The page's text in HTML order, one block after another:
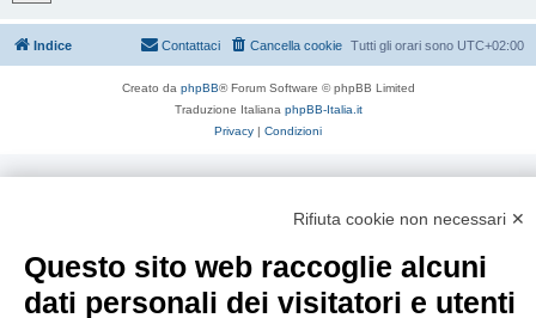
Indice Tutti gli orari sono UTC+02:00
Cancella cookie
Contattaci
Creato da phpBB® Forum Software © phpBB Limited
Traduzione Italiana phpBB-Italia.it
Privacy | Condizioni
Rifiuta cookie non necessari ✕
Questo sito web raccoglie alcuni
dati personali dei visitatori e utenti